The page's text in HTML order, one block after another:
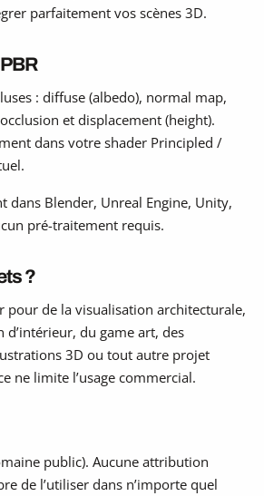
parfaitement vos scènes 3D.
: diffuse (albedo), normal map,
et displacement (height).
dans votre shader Principled /
dans Blender, Unreal Engine, Unity,
pré-traitement requis.
?
pour de la visualisation architecturale,
d’intérieur, du game art, des
3D ou tout autre projet
ne limite l’usage commercial.
public). Aucune attribution
de l’utiliser dans n’importe quel